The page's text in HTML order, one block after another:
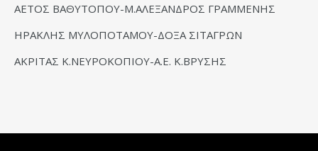
ΑΕΤΟΣ ΒΑΘΥΤΟΠΟΥ-Μ.ΑΛΕΞΑΝΔΡΟΣ ΓΡΑΜΜΕΝΗΣ
ΗΡΑΚΛΗΣ ΜΥΛΟΠΟΤΑΜΟΥ-ΔΟΞΑ ΣΙΤΑΓΡΩΝ
ΑΚΡΙΤΑΣ Κ.ΝΕΥΡΟΚΟΠΙΟΥ-Α.Ε. Κ.ΒΡΥΣΗΣ